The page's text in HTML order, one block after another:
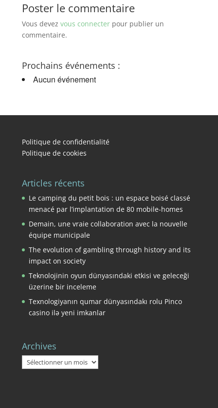
Poster le commentaire
Vous devez vous connecterpour publier un
commentaire.
Prochains événements :
Aucun événement
Politique de confidentialité
Politique de cookies
Articles récents
Le camping du petit bois : un espace boisé classé
menacé par l’implantation de 80 mobile-homes
Demain, une vraie collaboration avec la nouvelle
équipe municipale
The evolution of gambling through history and its
impact on society
Teknolojinin oyun dünyasındaki etkisi ve geleceği
üzerine bir inceleme
Texnologiyanın qumar dünyasındakı rolu Pinco
casino ilə yeni imkanlar
Archives
Archives